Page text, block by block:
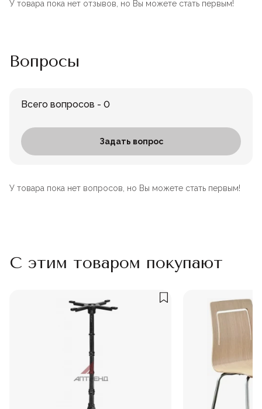
У товара пока нет отзывов, но Вы можете стать первым!
Вопросы
Всего вопросов - 0
Задать вопрос
У товара пока нет вопросов, но Вы можете стать первым!
С этим товаром покупают